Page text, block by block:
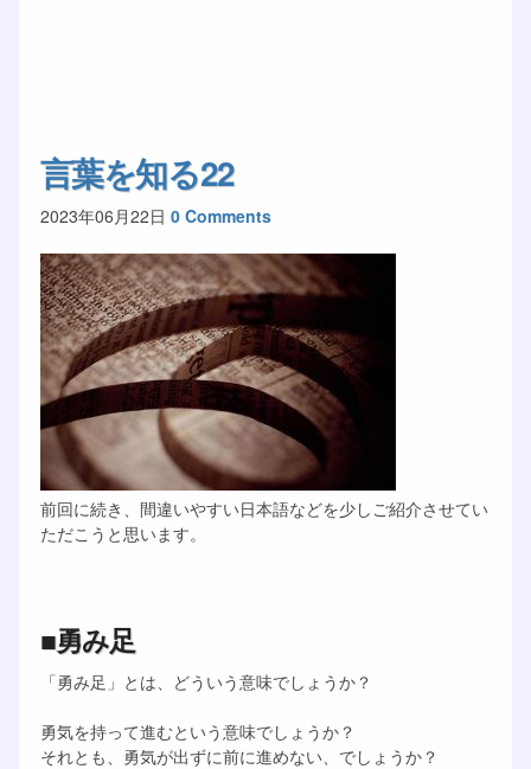
言葉を知る22
2023年06月22日 0 Comments
前回に続き、間違いやすい日本語などを少しご紹介させてい
ただこうと思います。
■勇み足
「勇み足」とは、どういう意味でしょうか？
勇気を持って進むという意味でしょうか？
それとも、勇気が出ずに前に進めない、でしょうか？